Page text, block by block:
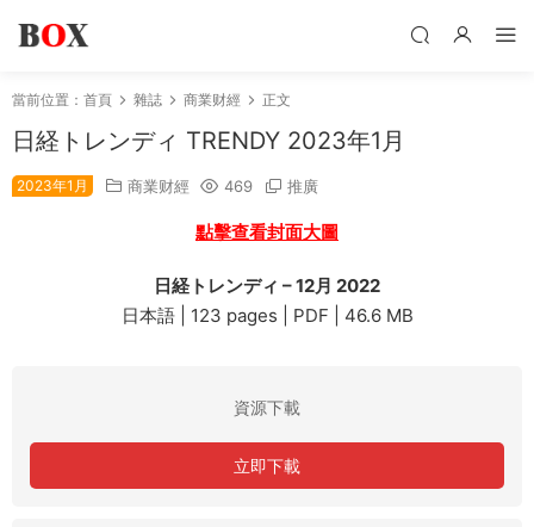
當前位置： 首頁 雜誌 商業财經 正文
日経トレンディ TRENDY 2023年1月
2023年1月 商業财經 469 推廣
點擊查看封面大圖
日経トレンディ – 12月 2022
日本語 | 123 pages | PDF | 46.6 MB
資源下載
立即下載